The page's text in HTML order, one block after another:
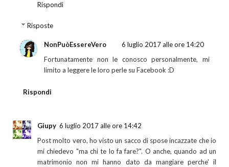
Rispondi
Risposte
NonPuòEssereVero
6 luglio 2017 alle ore 14:20
Fortunatamente non le conosco personalmente, mi
limito a leggere le loro perle su Facebook :D
Rispondi
Giupy 6 luglio 2017 alle ore 14:42
Post molto vero, ho visto un sacco di spose incazzate che io
mi chiedevo "ma chi te lo fa fare?". O anche, quando ad un
matrimonio non mi hanno dato da mangiare perche' il